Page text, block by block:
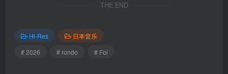
THE END
Hi-Res
日本音乐
# 2026
# rondo # Foi